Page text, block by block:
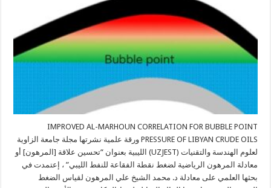
IMPROVED AL-MARHOUN CORRELATION FOR BUBBLE POINT
PRESSURE OF LIBYAN CRUDE OILS ورقة علمية نشرتها مجلة جامعة الزاوية
لعلوم الهندسة والتقنيات (UZJEST) الليبية بعنوان “تحسين علاقة [المرهون] أو
معادلة المرهون الرياضية لضغط نقطة الفقاعة للنفط الليبي” ، إعتمدت في
بحثها العلمي على معادلة د. محمد الشيخ علي المرهون لقياس الضغط